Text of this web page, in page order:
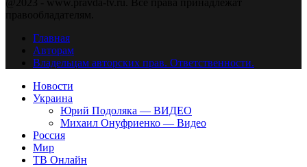
@2023 - www.pravda-tv.ru. Все права принадлежат
правообладателям.
Главная
Авторам
Владельцам авторских прав. Ответственности.
Новости
Украина
Юрий Подоляка — ВИДЕО
Михаил Онуфриенко — Видео
Россия
Мир
ТВ Онлайн